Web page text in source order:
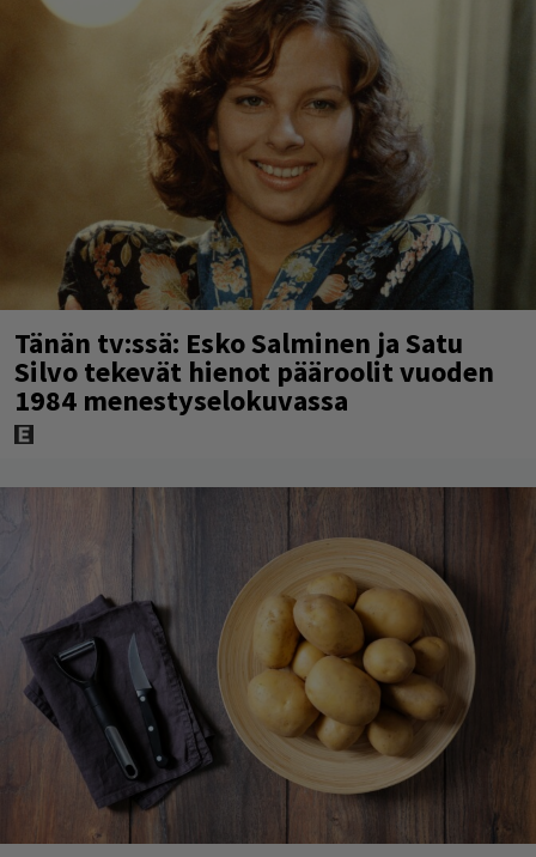
Tänän tv:ssä: Esko Salminen ja Satu
Silvo tekevät hienot pääroolit vuoden
1984 menestyselokuvassa